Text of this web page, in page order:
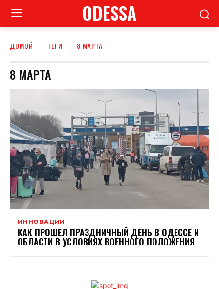
ODESSA
ДОМОЙ ТЕГИ 8 МАРТА
8 МАРТА
ИННОВАЦИИ
КАК ПРОШЕЛ ПРАЗДНИЧНЫЙ ДЕНЬ В ОДЕССЕ И
ОБЛАСТИ В УСЛОВИЯХ ВОЕННОГО ПОЛОЖЕНИЯ